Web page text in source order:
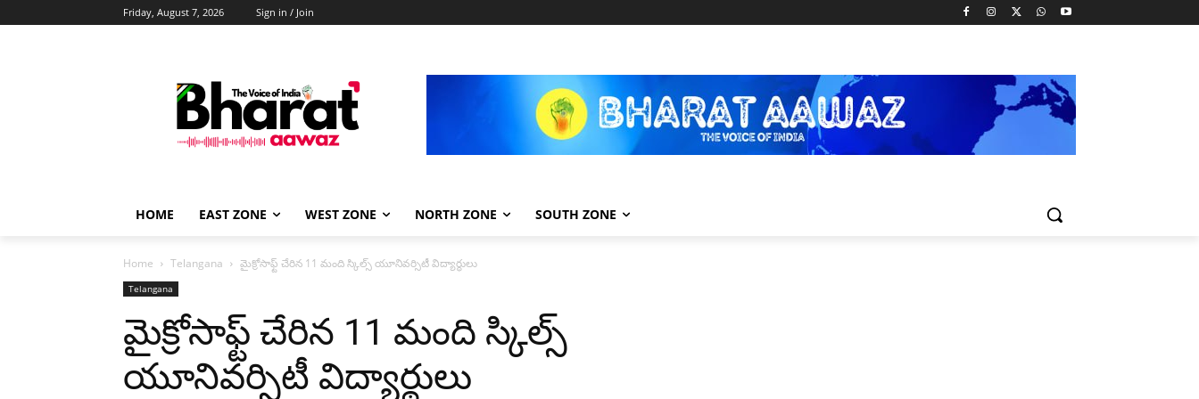
Friday, August 7, 2026 Sign in / Join
HOME EAST ZONE WEST ZONE NORTH ZONE SOUTH ZONE
Home Telangana మైక్రోసాఫ్ట్ చేరిన 11 మంది స్కిల్స్ యూనివర్సిటీ విద్యార్థులు
Telangana
మైక్రోసాఫ్ట్ చేరిన 11 మంది స్కిల్స్
యూనివర్సిటీ విద్యార్థులు